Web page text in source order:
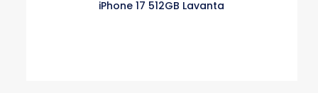
iPhone 17 512GB Lavanta